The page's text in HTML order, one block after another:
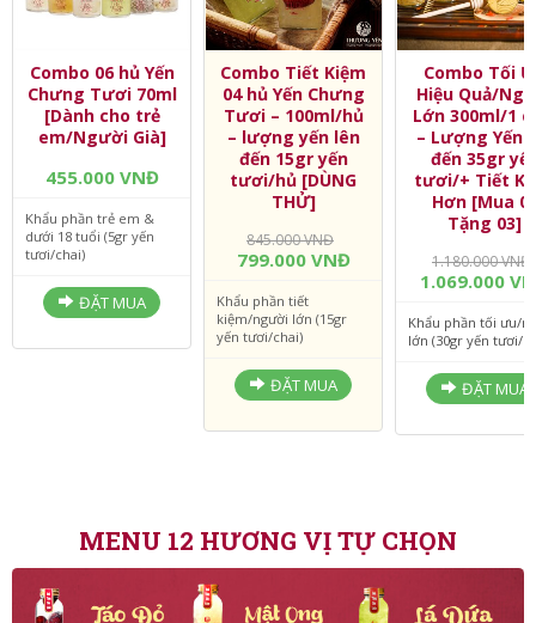
Combo 06 hủ Yến
Chưng Tươi 70ml
[Dành cho trẻ
em/Người Già]
455.000 VNĐ
Khẩu phần trẻ em &
dưới 18 tuổi (5gr yến
tươi/chai)
ĐẶT MUA
Combo Tiết Kiệm
04 hủ Yến Chưng
Tươi – 100ml/hủ
– lượng yến lên
đến 15gr yến
tươi/hủ [DÙNG
THỬ]
845.000 VNĐ
799.000 VNĐ
Khẩu phần tiết
kiệm/người lớn (15gr
yến tươi/chai)
ĐẶT MUA
Combo Tối
Hiệu Quả/
Lớn 300ml/1
– Lượng Yến
đến 35gr
tươi/+ Tiết
Hơn [Mua
Tặng 03]
1.180.000 VNĐ
1.069.000
Khẩu phần tối ưu/
lớn (30gr yến tươi/
ĐẶT MUA
MENU 12 HƯƠNG VỊ TỰ CHỌN